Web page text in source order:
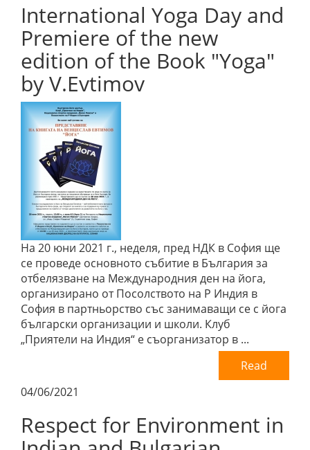
International Yoga Day and
Premiere of the new
edition of the Book "Yoga"
by V.Evtimov
На 20 юни 2021 г., неделя, пред НДК в София ще
се проведе основното събитие в България за
отбелязване на Международния ден на йога,
организирано от Посолството на Р Индия в
София в партньорство със занимаващи се с йога
български организации и школи. Клуб
„Приятели на Индия“ е съорганизатор в ...
Read
04/06/2021
Respect for Environment in